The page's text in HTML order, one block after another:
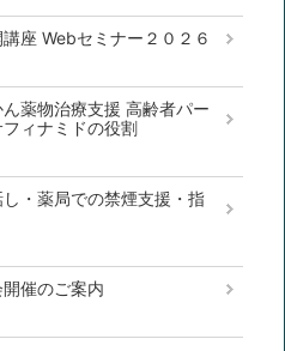
座 Webセミナー２０２６
薬物治療支援 高齢者パー
ィナミドの役割
・薬局での禁煙支援・指
催のご案内